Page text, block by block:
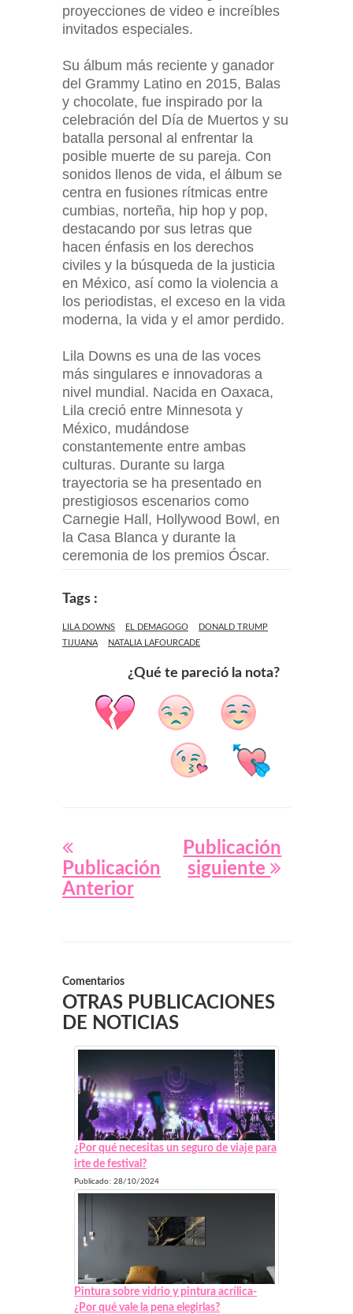
proyecciones de video e increíbles
invitados especiales.
Su álbum más reciente y ganador
del Grammy Latino en 2015, Balas
y chocolate, fue inspirado por la
celebración del Día de Muertos y su
batalla personal al enfrentar la
posible muerte de su pareja. Con
sonidos llenos de vida, el álbum se
centra en fusiones rítmicas entre
cumbias, norteña, hip hop y pop,
destacando por sus letras que
hacen énfasis en los derechos
civiles y la búsqueda de la justicia
en México, así como la violencia a
los periodistas, el exceso en la vida
moderna, la vida y el amor perdido.
Lila Downs es una de las voces
más singulares e innovadoras a
nivel mundial. Nacida en Oaxaca,
Lila creció entre Minnesota y
México, mudándose
constantemente entre ambas
culturas. Durante su larga
trayectoria se ha presentado en
prestigiosos escenarios como
Carnegie Hall, Hollywood Bowl, en
la Casa Blanca y durante la
ceremonia de los premios Óscar.
Tags :
LILA DOWNS EL DEMAGOGO
DONALD TRUMP
TIJUANA
NATALIA LAFOURCADE
¿Qué te pareció la nota?
Publicación
Anterior
Publicación
siguiente
Comentarios
OTRAS PUBLICACIONES
DE NOTICIAS
¿Por qué necesitas un seguro de viaje para
irte de festival?
Publicado: 28/10/2024
Pintura sobre vidrio y pintura acrílica-
¿Por qué vale la pena elegirlas?